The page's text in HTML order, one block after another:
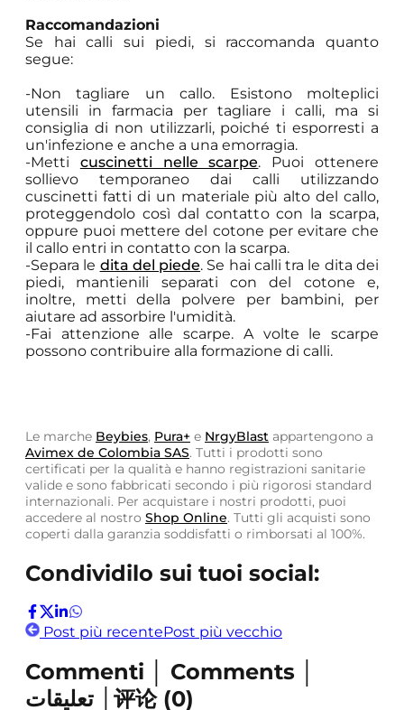
Raccomandazioni
Se hai calli sui piedi, si raccomanda quanto
segue:
-Non tagliare un callo. Esistono molteplici
utensili in farmacia per tagliare i calli, ma si
consiglia di non utilizzarli, poiché ti esporresti a
un'infezione e anche a una emorragia.
-Metti cuscinetti nelle scarpe. Puoi ottenere
sollievo temporaneo dai calli utilizzando
cuscinetti fatti di un materiale più alto del callo,
proteggendolo così dal contatto con la scarpa,
oppure puoi mettere del cotone per evitare che
il callo entri in contatto con la scarpa.
-Separa le dita del piede. Se hai calli tra le dita dei
piedi, mantienili separati con del cotone e,
inoltre, metti della polvere per bambini, per
aiutare ad assorbire l'umidità.
-Fai attenzione alle scarpe. A volte le scarpe
possono contribuire alla formazione di calli.
Le marche Beybies, Pura+ e NrgyBlast appartengono a
Avimex de Colombia SAS. Tutti i prodotti sono
certificati per la qualità e hanno registrazioni sanitarie
valide e sono fabbricati secondo i più rigorosi standard
internazionali. Per acquistare i nostri prodotti, puoi
accedere al nostro Shop Online. Tutti gli acquisti sono
coperti dalla garanzia soddisfatti o rimborsati al 100%.
Condividilo sui tuoi social:
Post più recentePost più vecchio
Commenti │ Comments │
تعليقات │评论(0)